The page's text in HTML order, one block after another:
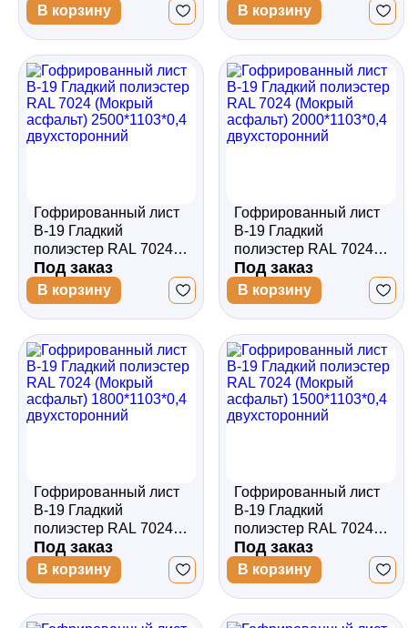
двухсторонний
В корзину
двухсторонний
В корзину
Гофрированный лист
В-19 Гладкий
полиэстер RAL 7024
(Мокрый асфальт)
2500*1103*0,4
двухсторонний
Под заказ
В корзину
Гофрированный лист
В-19 Гладкий
полиэстер RAL 7024
(Мокрый асфальт)
2000*1103*0,4
двухсторонний
Под заказ
В корзину
Гофрированный лист
В-19 Гладкий
полиэстер RAL 7024
(Мокрый асфальт)
1800*1103*0,4
двухсторонний
Под заказ
В корзину
Гофрированный лист
В-19 Гладкий
полиэстер RAL 7024
(Мокрый асфальт)
1500*1103*0,4
двухсторонний
Под заказ
В корзину